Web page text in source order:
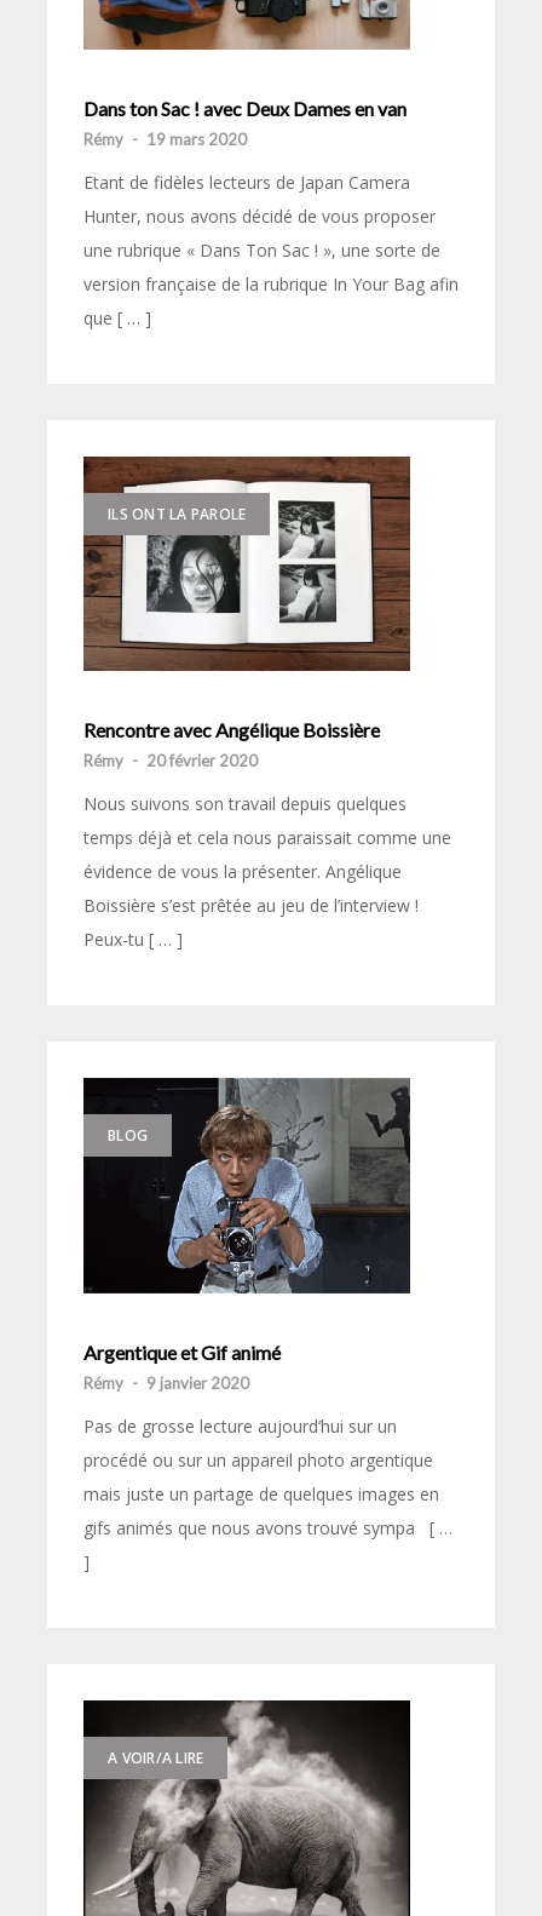
Dans ton Sac ! avec Deux Dames en van
Rémy - 19 mars 2020
Etant de fidèles lecteurs de Japan Camera
Hunter, nous avons décidé de vous proposer
une rubrique « Dans Ton Sac ! », une sorte de
version française de la rubrique In Your Bag afin
que [ … ]
ILS ONT LA PAROLE
Rencontre avec Angélique Boissière
Rémy - 20 février 2020
Nous suivons son travail depuis quelques
temps déjà et cela nous paraissait comme une
évidence de vous la présenter. Angélique
Boissière s’est prêtée au jeu de l’interview !
Peux-tu [ … ]
BLOG
Argentique et Gif animé
Rémy - 9 janvier 2020
Pas de grosse lecture aujourd’hui sur un
procédé ou sur un appareil photo argentique
mais juste un partage de quelques images en
gifs animés que nous avons trouvé sympa [ …
]
A VOIR/A LIRE